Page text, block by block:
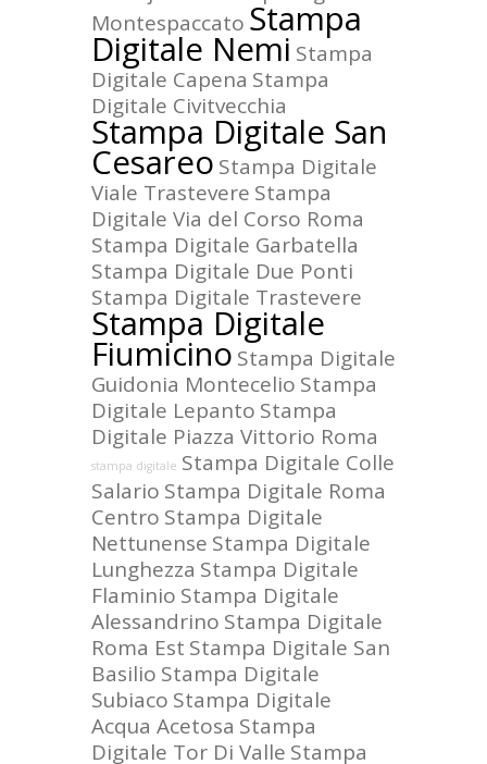
Montespaccato Stampa
Digitale Nemi Stampa
Digitale Capena Stampa
Digitale Civitvecchia
Stampa Digitale San
Cesareo Stampa Digitale
Viale Trastevere Stampa
Digitale Via del Corso Roma
Stampa Digitale Garbatella
Stampa Digitale Due Ponti
Stampa Digitale Trastevere
Stampa Digitale
Fiumicino Stampa Digitale
Guidonia Montecelio Stampa
Digitale Lepanto Stampa
Digitale Piazza Vittorio Roma
stampa digitale Stampa Digitale Colle
Salario Stampa Digitale Roma
Centro Stampa Digitale
Nettunense Stampa Digitale
Lunghezza Stampa Digitale
Flaminio Stampa Digitale
Alessandrino Stampa Digitale
Roma Est Stampa Digitale San
Basilio Stampa Digitale
Subiaco Stampa Digitale
Acqua Acetosa Stampa
Digitale Tor Di Valle Stampa